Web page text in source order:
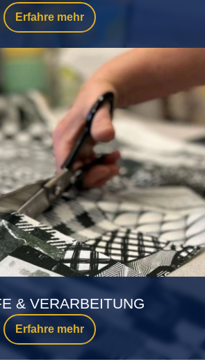
Erfahre mehr
Erfahre mehr
& VERARBEITUNG